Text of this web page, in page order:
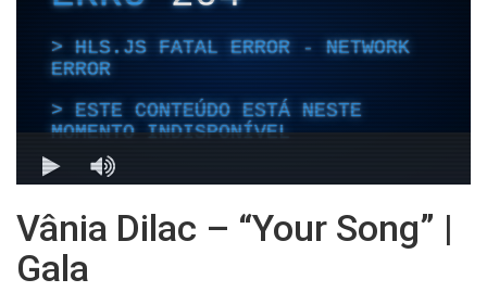
Vânia Dilac – “Your Song” |
Gala